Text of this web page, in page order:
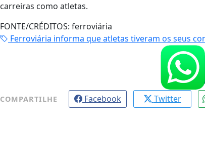
carreiras como atletas.
FONTE/CRÉDITOS: ferroviária
Ferroviária informa que atletas tiveram os seus
COMPARTILHE Facebook Twitter